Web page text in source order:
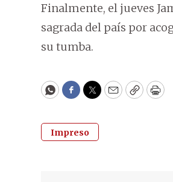
Finalmente, el jueves
sagrada del país por
su tumba.
WhatsApp
Facebook
Twitter
EmailCopy
Impreso